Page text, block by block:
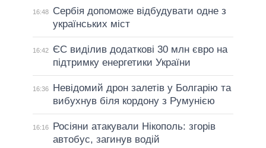
16:48
Сербія допоможе відбудувати одне з
українських міст
16:42
ЄС виділив додаткові 30 млн євро на
підтримку енергетики України
16:36
Невідомий дрон залетів у Болгарію та
вибухнув біля кордону з Румунією
16:16
Росіяни атакували Нікополь: згорів
автобус, загинув водій